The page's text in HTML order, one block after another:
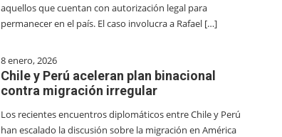
aquellos que cuentan con autorización legal para
permanecer en el país. El caso involucra a Rafael […]
8 enero, 2026
Chile y Perú aceleran plan binacional
contra migración irregular
Los recientes encuentros diplomáticos entre Chile y Perú
han escalado la discusión sobre la migración en América